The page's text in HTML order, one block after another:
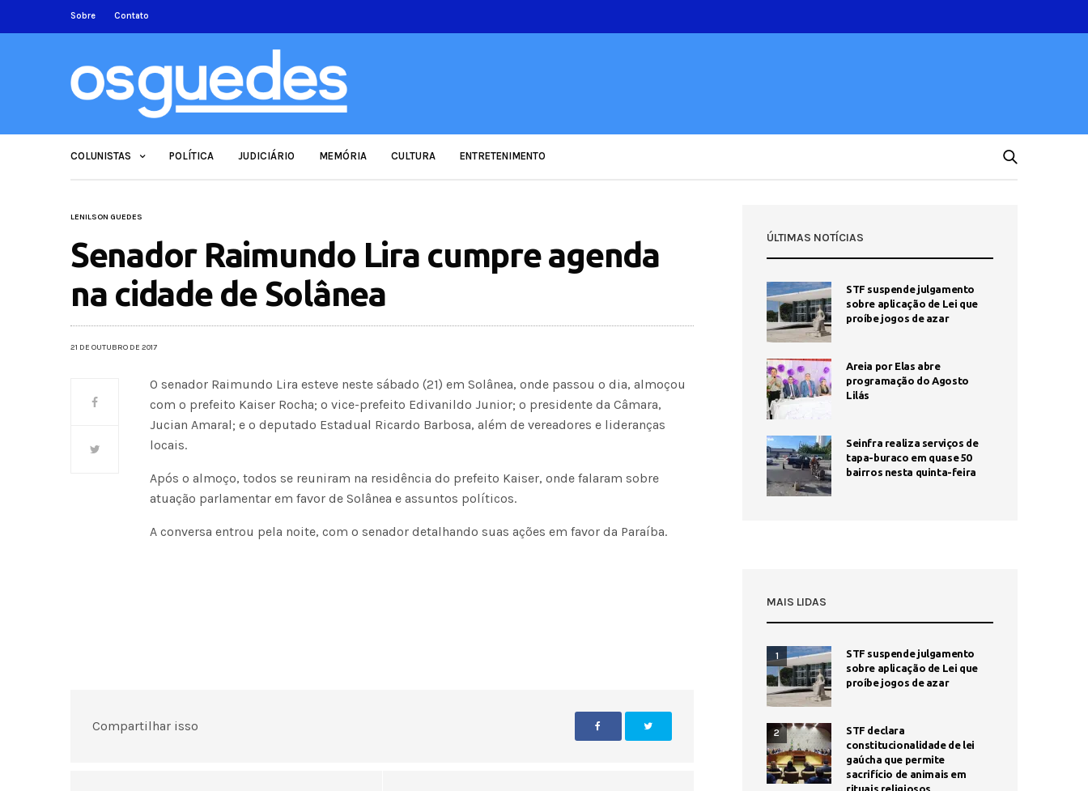
Sobre Contato
COLUNISTAS POLÍTICA JUDICIÁRIO MEMÓRIA CULTURA ENTRETENIMENTO
LENILSON GUEDES
Senador Raimundo Lira cumpre agenda
na cidade de Solânea
21 DE OUTUBRO DE 2017
O senador Raimundo Lira esteve neste sábado (21) em Solânea, onde passou o dia, almoçou
com o prefeito Kaiser Rocha; o vice-prefeito Edivanildo Junior; o presidente da Câmara,
Jucian Amaral; e o deputado Estadual Ricardo Barbosa, além de vereadores e lideranças
locais.
Após o almoço, todos se reuniram na residência do prefeito Kaiser, onde falaram sobre
atuação parlamentar em favor de Solânea e assuntos políticos.
A conversa entrou pela noite, com o senador detalhando suas ações em favor da Paraíba.
Compartilhar isso
ÚLTIMAS NOTÍCIAS
STF suspende julgamento
sobre aplicação de Lei que
proíbe jogos de azar
Areia por Elas abre
programação do Agosto
Lilás
Seinfra realiza serviços de
tapa-buraco em quase 50
bairros nesta quinta-feira
MAIS LIDAS
1
STF suspende julgamento
sobre aplicação de Lei que
proíbe jogos de azar
2
STF declara
constitucionalidade de lei
gaúcha que permite
sacrifício de animais em
rituais religiosos